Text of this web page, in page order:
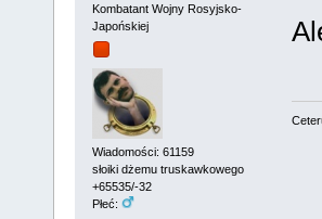
Kombatant Wojny Rosyjsko-
Japońskiej
Wiadomości: 61159
słoiki dżemu truskawkowego
+65535/-32
Płeć: